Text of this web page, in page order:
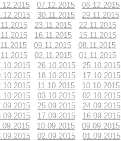
07.12.2015
06.12.2015
30.11.2015
29.11.2015
23.11.2015
22.11.2015
16.11.2015
15.11.2015
09.11.2015
08.11.2015
02.11.2015
01.11.2015
26.10.2015
25.10.2015
18.10.2015
17.10.2015
11.10.2015
10.10.2015
03.10.2015
02.10.2015
25.09.2015
24.09.2015
17.09.2015
16.09.2015
10.09.2015
09.09.2015
02.09.2015
01.09.2015